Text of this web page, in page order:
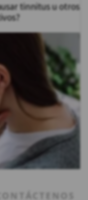
tinnitus u otros